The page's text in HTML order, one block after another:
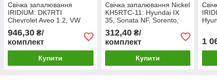
Свічка запалювання
IRIDIUM: DK7RTI
Chevrolet Aveo 1.2, VW
"TORCH" (кт. 4 шт.)
XU22EPR-U
946,30 ₴/
комплект
Купити
Свічка запалювання Nickel
KH5RTC-11: Hyundai IX
35, Sonata NF, Sorento,
"TORCH" (кт. 4 шт.)
K16HPR-U11
312,40₴/
комплект
Купити
1